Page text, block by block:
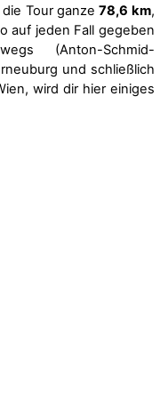
Tour ganze 78,6 km,
auf jeden Fall gegeben
(Anton-Schmid-
und schließlich
wird dir hier einiges